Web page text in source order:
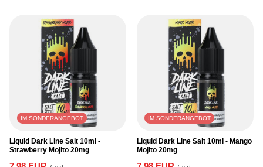
IM SONDERANGEBOT
Liquid Dark Line Salt 10ml -
Strawberry Mojito 20mg
IM SONDERANGEBOT
Liquid Dark Line Salt 10ml - Mango
Mojito 20mg